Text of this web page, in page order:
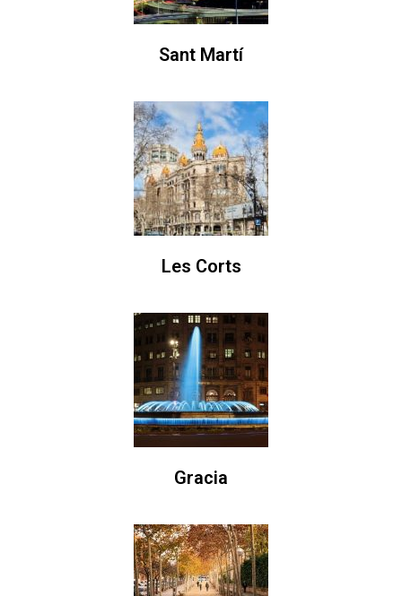
Sant Martí
Les Corts
Gracia